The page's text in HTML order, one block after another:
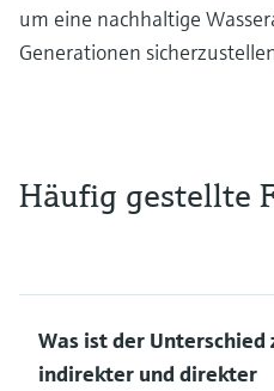
um eine nachhaltige
Generationen
Häufig gestellte
Was ist der Unterschied
indirekter und direkter